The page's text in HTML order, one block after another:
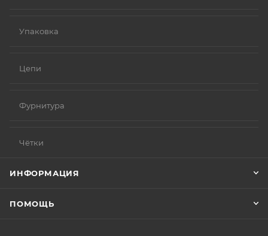
Упаковка
Цепи
Фурнитура
Чётки
ИНФОРМАЦИЯ
ПОМОЩЬ